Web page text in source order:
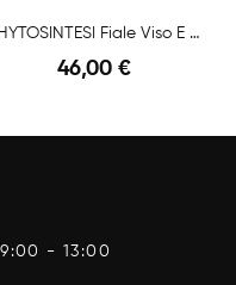
PHYTOSINTESI Fiale Viso E Décolleté Tonificanti...
46,00 €
- 13:00